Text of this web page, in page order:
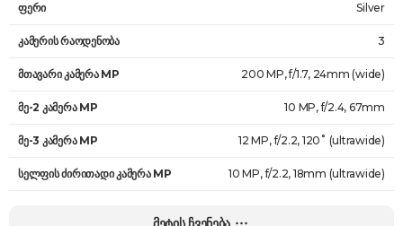
ფერი Silver
კამერის რაოდენობა 3
მთავარი კამერა MP 200 MP, f/1.7, 24mm (wide)
მე-2 კამერა MP 10 MP, f/2.4, 67mm
მე-3 კამერა MP 12 MP, f/2.2, 120˚ (ultrawide)
სელფის ძირითადი კამერა MP 10 MP, f/2.2, 18mm (ultrawide)